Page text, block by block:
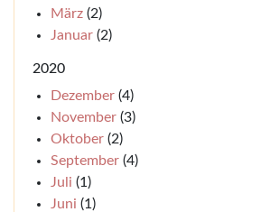
März (2)
Januar (2)
2020
Dezember (4)
November (3)
Oktober (2)
September (4)
Juli (1)
Juni (1)